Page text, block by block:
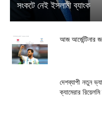
সংকটে নেই ইসলামী ব্যাংক
আজ আর্জেন্টিনার
দেশব্যাপী নতুন
ক্যামেরার